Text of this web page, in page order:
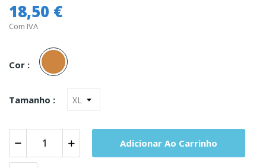
18,50 €
Com IVA
Cor :
Carne
Tamanho :
Adicionar Ao Carrinho